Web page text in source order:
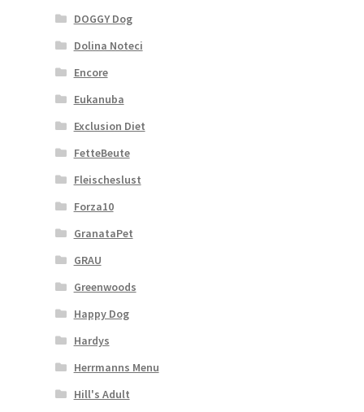
DOGGY Dog
Dolina Noteci
Encore
Eukanuba
Exclusion Diet
FetteBeute
Fleischeslust
Forza10
GranataPet
GRAU
Greenwoods
Happy Dog
Hardys
Herrmanns Menu
Hill's Adult